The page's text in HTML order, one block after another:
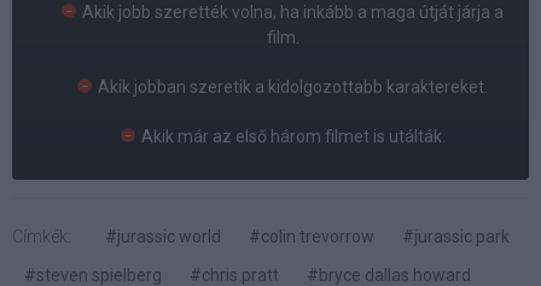
Akik jobb szerették volna, ha inkább a maga útját járja a
film.
Akik jobban szeretik a kidolgozottabb karaktereket.
Akik már az első három filmet is utálták.
Címkék: #jurassic world #colin trevorrow
#jurassic park
#steven spielberg
#chris pratt
#bryce dallas howard